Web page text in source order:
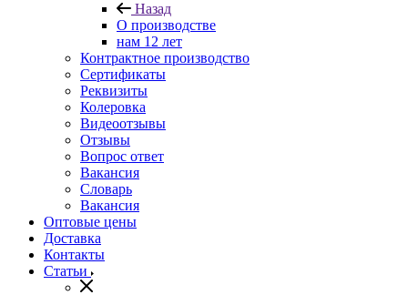
Назад
О производстве
нам 12 лет
Контрактное производство
Сертификаты
Реквизиты
Колеровка
Видеоотзывы
Отзывы
Вопрос ответ
Вакансия
Словарь
Вакансия
Оптовые цены
Доставка
Контакты
Статьи